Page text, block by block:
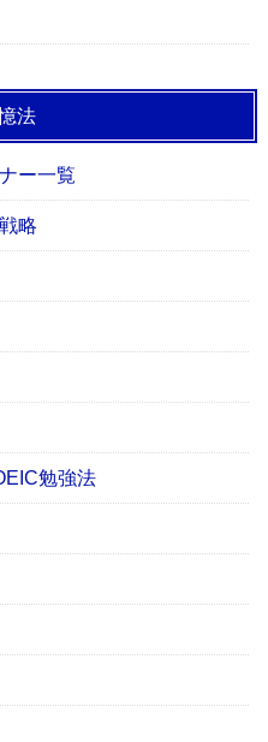
法
ー一覧
略
勉強法